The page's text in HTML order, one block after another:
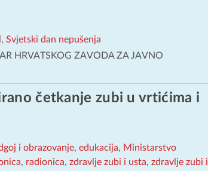
, Svjetski dan nepušenja
HRVATSKOG ZAVODA ZA JAVNO
četkanje zubi u vrtićima i
i obrazovanje, edukacija, Ministarstvo
, radionica, zdravlje zubi i usta, zdravlje zubi i